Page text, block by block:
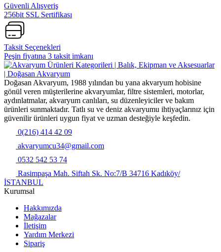
Güvenli Alışveriş
256bit SSL Sertifikası
Taksit Seçenekleri
Peşin fiyatına 3 taksit imkanı
Doğasan Akvaryum, 1988 yılından bu yana akvaryum hobisine
gönül veren müşterilerine akvaryumlar, filtre sistemleri, motorlar,
aydınlatmalar, akvaryum canlıları, su düzenleyiciler ve bakım
ürünleri sunmaktadır. Tatlı su ve deniz akvaryumu ihtiyaçlarınız için
güvenilir ürünleri uygun fiyat ve uzman desteğiyle keşfedin.
0(216) 414 42 09
akvaryumcu34@gmail.com
0532 542 53 74
Rasimpaşa Mah. Siftah Sk. No:7/B 34716 Kadıköy/
İSTANBUL
Kurumsal
Hakkımızda
Mağazalar
İletişim
Yardım Merkezi
Sipariş